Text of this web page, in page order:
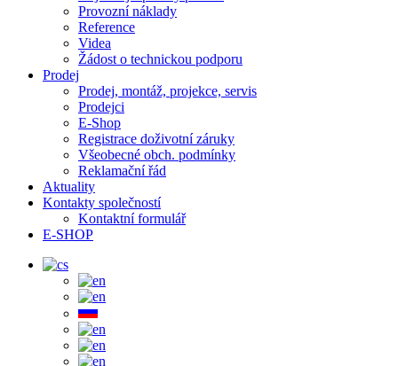
Provozní náklady
Reference
Videa
Žádost o technickou podporu
Prodej
Prodej, montáž, projekce, servis
Prodejci
E-Shop
Registrace doživotní záruky
Všeobecné obch. podmínky
Reklamační řád
Aktuality
Kontakty společností
Kontaktní formulář
E-SHOP